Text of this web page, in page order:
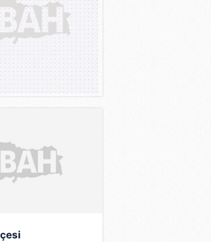
arkadaşının
filmle, Türk
böylece
Özkul, ilk defa
çekilen
Film yapımı
geçen Özkul,
"Barbaros
ikilisinin
olan "Edi ile
adını